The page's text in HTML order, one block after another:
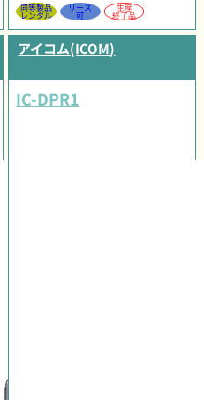
同等製品
レンタル
リース
可
生産
終了品
アイコム(ICOM)
IC-DPR1